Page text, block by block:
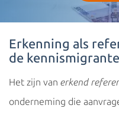
Erkenning als
de
Het zijn van erkend
onderneming die